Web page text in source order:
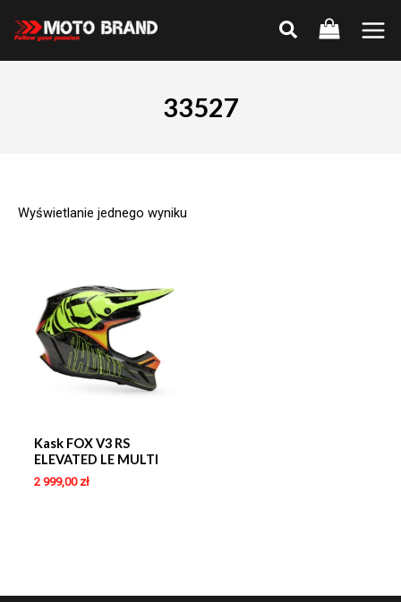
Main
33527
Wyświetlanie jednego wyniku
Kask FOX V3 RS
ELEVATED LE MULTI
2 999,00 zł